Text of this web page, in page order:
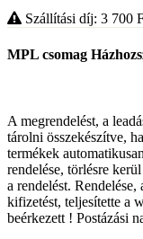
Szállítási díj: 3 700
MPL csomag
A megrendelést, a
tárolni összekészítve,
termékek
rendelése, törlésre
a rendelést.
kifizetést, teljesítette a
beérkezett ! Postázási